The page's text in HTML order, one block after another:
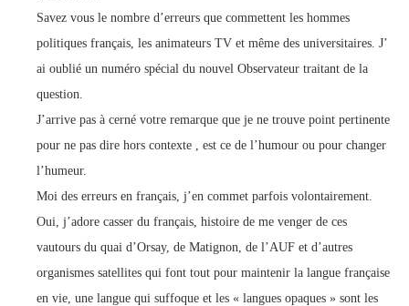
Savez vous le nombre d’erreurs que commettent les hommes
politiques français, les animateurs TV et même des universitaires. J’
ai oublié un numéro spécial du nouvel Observateur traitant de la
question.
J’arrive pas à cerné votre remarque que je ne trouve point pertinente
pour ne pas dire hors contexte , est ce de l’humour ou pour changer
l’humeur.
Moi des erreurs en français, j’en commet parfois volontairement.
Oui, j’adore casser du français, histoire de me venger de ces
vautours du quai d’Orsay, de Matignon, de l’AUF et d’autres
organismes satellites qui font tout pour maintenir la langue française
en vie, une langue qui suffoque et les « langues opaques » sont les